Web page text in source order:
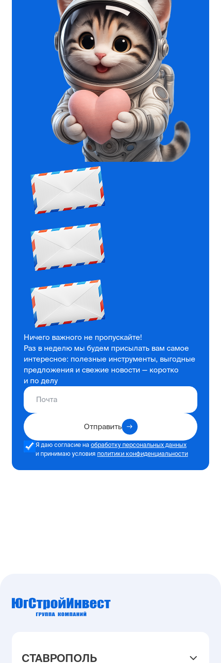
Ничего важного не пропускайте!
Раз в неделю мы будем присылать вам самое
интересное: полезные инструменты, выгодные
предложения и свежие новости — коротко
и по делу
Отправить
Я даю согласие на обработку персональных данных
и принимаю условия политики конфиденциальности
СТАВРОПОЛЬ